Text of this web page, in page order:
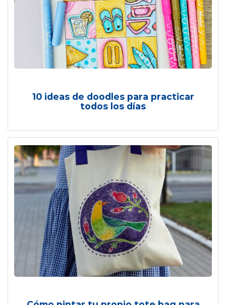
10 ideas de doodles para practicar
todos los días